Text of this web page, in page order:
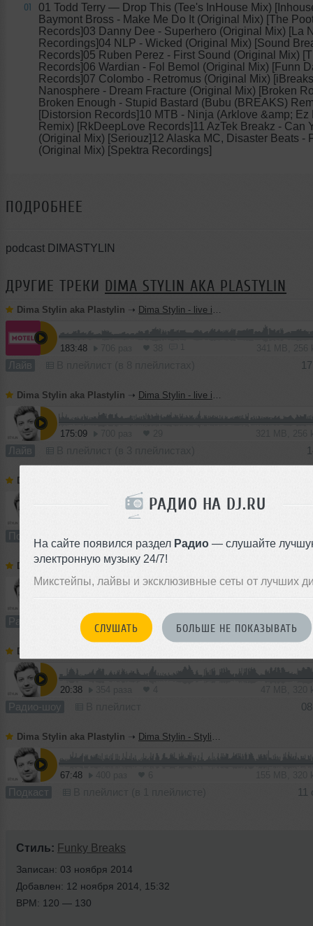
РАДИО НА DJ.RU
На сайте появился раздел Радио — слушайте
электронную музыку 24/7!
Микстейпы, лайвы и эксклюзивные сеты от лучших
СЛУШАТЬ БОЛЬШЕ НЕ ПОКАЗЫВАТЬ
01 01 Todd Terry — Drop This (Tee's InHouse Mix)
Baymont Bross - Make Me Do It (Original Mix) [The
Records]03 Danny Dee - Superhero (Original Mix) [La
Recordings]04 NLP - Wicked (Original Mix) [Sound
Records]05 Ruben Perez - First Sound (Original Mix)
Records]06 Wardian - Fol Bemol (Original Mix) [Funn
Records]07 Colombo - Retromus (Original Mix)
Nanosphere - Dream Fracture (Original Mix) [Broken
Broken Enough - Stupid Bastard (Bubu (BREAKS)
[Distorsion Records]10 MTB - Ninja (Arklove &amp; Ez
Remix) [RkDeepLove Records]11 AzTek Breakz - Can
(Original Mix) [Seriouz]12 Alaska MC, Disaster Beats -
(Original Mix) [Spektra Recordings]
ПОДРОБНЕЕ
podcast DIMASTYLIN
ДРУГИЕ ТРЕКИ DIMA STYLIN AKA PLASTYLIN
Dima Stylin aka Plastylin ➝ Dima Stylin - live in MOTEL (only vinyl)
183:48
Лайв
Dima Stylin aka Plastylin ➝ Dima Stylin - live in MOTEL (only vinyl)
175:09
Лайв
Dima Stylin aka Plastylin
Подкаст
Dima Stylin aka Plastylin ➝Dima Stylin - Stylistika 26.11.2016
Радио-шоу В плейлист
Dima Stylin aka Plastylin
20:38
Радио-шоу
Dima Stylin aka Plastylin ➝ Dima Stylin - Stylistika Vol. 65
67:48
Подкаст 11
Стиль: Funky Breaks
Записан: 03 ноября 2014
Добавлен: 12 ноября 2014, 15:32
BPM: 120 — 130